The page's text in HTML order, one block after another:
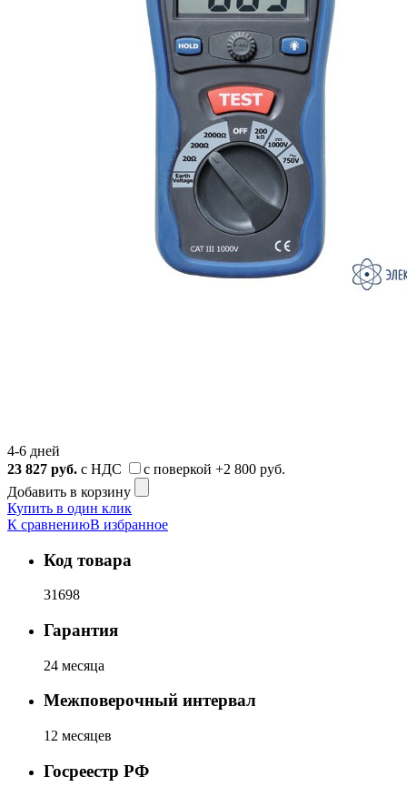
4-6 дней
23 827 руб. с НДС с поверкой +2 800 руб.
Добавить в корзину
Купить в один клик
К сравнениюВ избранное
Код товара
31698
Гарантия
24 месяца
Межповерочный интервал
12 месяцев
Госреестр РФ